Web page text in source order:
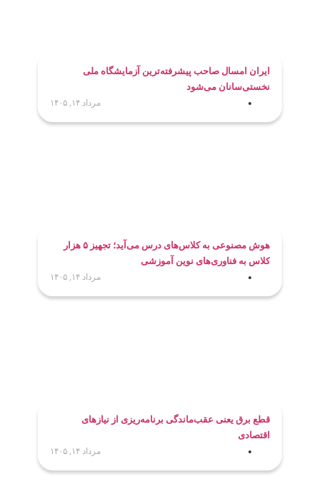
ایران امسال صاحب پیشرفته‌ترین آزمایشگاه ملی
نخستی‌سانان می‌شود
مرداد ۱۴, ۱۴۰۵
هوش مصنوعی به کلاس‌های درس می‌آید؛ تجهیز ۵ هزار
کلاس به فناوری‌های نوین آموزشی
مرداد ۱۴, ۱۴۰۵
قطع برق یعنی عقب‌ماندگی برنامه‌ریزی از نیازهای
اقتصادی
مرداد ۱۴, ۱۴۰۵